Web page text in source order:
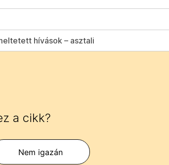
hívások – asztali
a cikk?
Nem igazán